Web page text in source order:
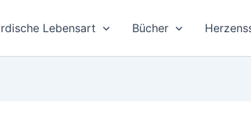
Lebensart Bücher